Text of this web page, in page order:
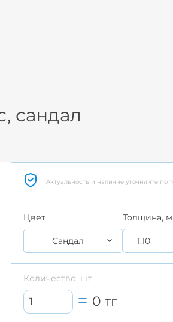
сандал
Актуальность и наличие уточняйте по
Цвет
Сандал
Толщина,
1.10
Количество, шт
0 тг